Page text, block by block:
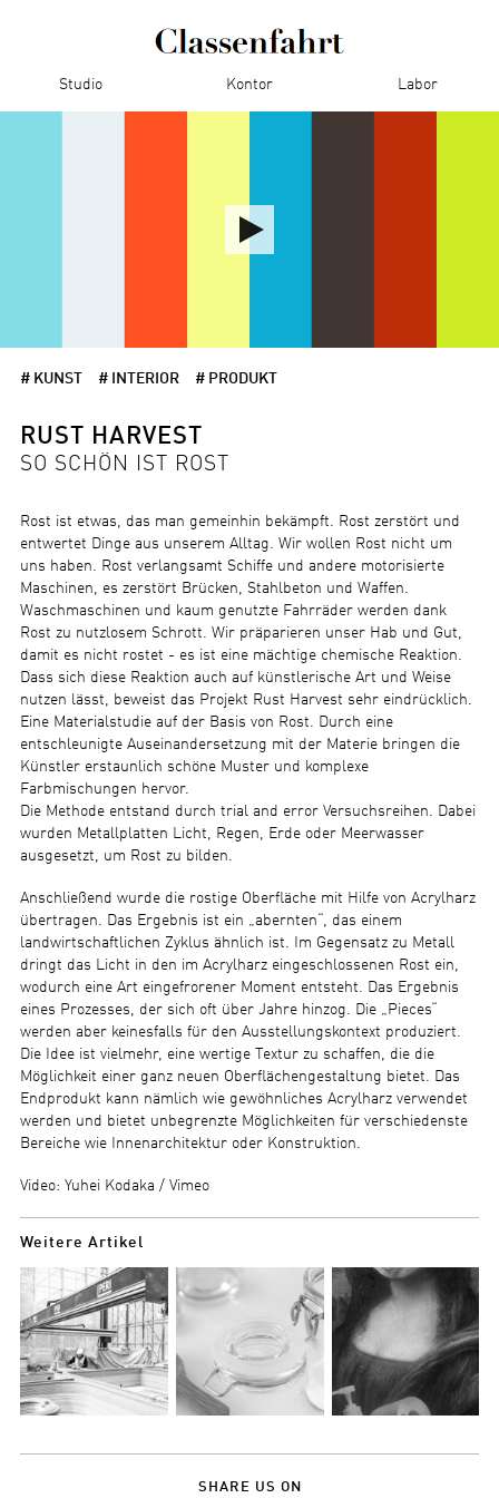
Studio Kontor Labor
# KUNST # INTERIOR # PRODUKT
RUST HARVEST
SO SCHÖN IST ROST
Rost ist etwas, das man gemeinhin bekämpft. Rost zerstört und
entwertet Dinge aus unserem Alltag. Wir wollen Rost nicht um
uns haben. Rost verlangsamt Schiffe und andere motorisierte
Maschinen, es zerstört Brücken, Stahlbeton und Waffen.
Waschmaschinen und kaum genutzte Fahrräder werden dank
Rost zu nutzlosem Schrott. Wir präparieren unser Hab und Gut,
damit es nicht rostet - es ist eine mächtige chemische Reaktion.
Dass sich diese Reaktion auch auf künstlerische Art und Weise
nutzen lässt, beweist das Projekt Rust Harvest sehr eindrücklich.
Eine Materialstudie auf der Basis von Rost. Durch eine
entschleunigte Auseinandersetzung mit der Materie bringen die
Künstler erstaunlich schöne Muster und komplexe
Farbmischungen hervor.
Die Methode entstand durch trial and error Versuchsreihen. Dabei
wurden Metallplatten Licht, Regen, Erde oder Meerwasser
ausgesetzt, um Rost zu bilden.
Anschließend wurde die rostige Oberfläche mit Hilfe von Acrylharz
übertragen. Das Ergebnis ist ein „abernten“, das einem
landwirtschaftlichen Zyklus ähnlich ist. Im Gegensatz zu Metall
dringt das Licht in den im Acrylharz eingeschlossenen Rost ein,
wodurch eine Art eingefrorener Moment entsteht. Das Ergebnis
eines Prozesses, der sich oft über Jahre hinzog. Die „Pieces“
werden aber keinesfalls für den Ausstellungskontext produziert.
Die Idee ist vielmehr, eine wertige Textur zu schaffen, die die
Möglichkeit einer ganz neuen Oberflächengestaltung bietet. Das
Endprodukt kann nämlich wie gewöhnliches Acrylharz verwendet
werden und bietet unbegrenzte Möglichkeiten für verschiedenste
Bereiche wie Innenarchitektur oder Konstruktion.
Video: Yuhei Kodaka / Vimeo
Weitere Artikel
SHARE US ON